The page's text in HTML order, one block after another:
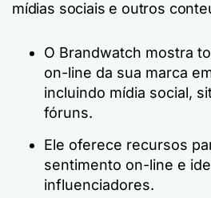
mídias sociais e outros
O Brandwatch mostra
on-line da sua marca
incluindo mídia social,
fóruns.
Ele oferece recursos
sentimento on-line e
influenciadores.